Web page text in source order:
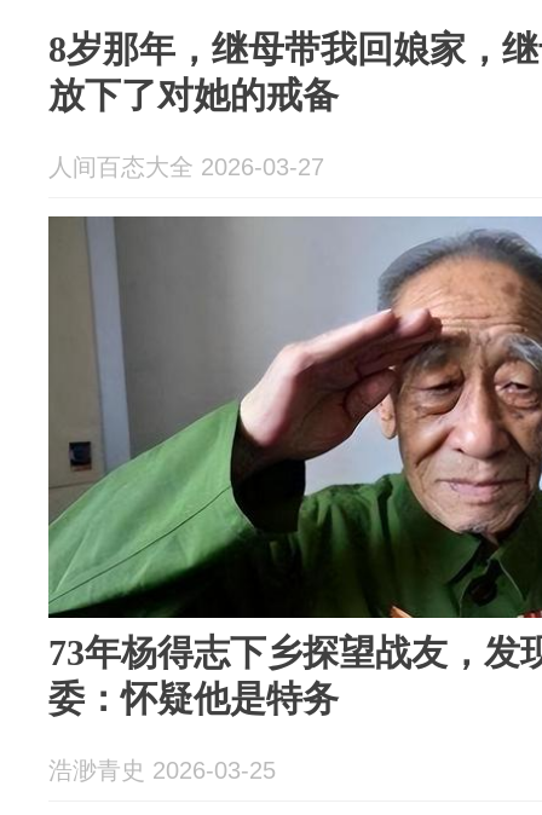
8岁那年，继母带我回娘家，
放下了对她的戒备
人间百态大全 2026-03-27
73年杨得志下乡探望战友，发
委：怀疑他是特务
浩渺青史 2026-03-25